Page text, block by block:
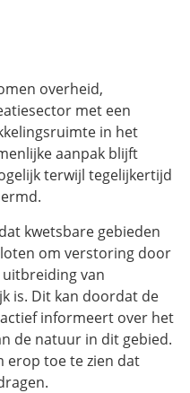
overheid,
met een
in het
aanpak blijft
terwijl tegelijkertijd
kwetsbare gebieden
om verstoring door
van
is. Dit kan doordat de
informeert over het
de natuur in dit gebied.
erop toe te zien dat